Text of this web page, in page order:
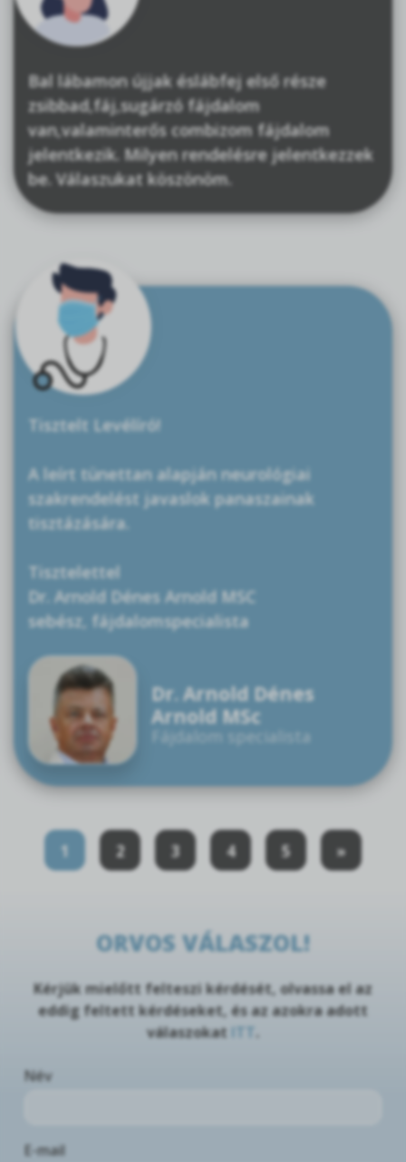
Bal lábamon újjak éslábfej első része
zsibbad,fáj,sugárzó fájdalom
van,valaminterős combizom fájdalom
jelentkezik. Milyen rendelésre jelentkezzek
be. Válaszukat köszönöm.
Tisztelt Levélíró!
A leírt tünettan alapján neurológiai
szakrendelést javaslok panaszainak
tisztázására.
Tisztelettel
Dr. Arnold Dénes Arnold MSC
sebész, fájdalomspecialista
Dr. Arnold Dénes
Arnold MSc
Fájdalom specialista
1 2 3 4 5 »
ORVOS VÁLASZOL!
Kérjük mielőtt felteszi kérdését, olvassa el az
eddig feltett kérdéseket, és az azokra adott
válaszokat
Név
E-mail